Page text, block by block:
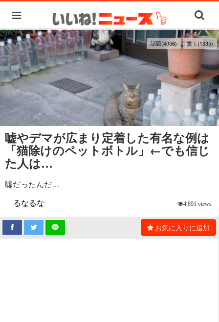
話題(4056) 驚く(1335)
嘘やデマが広まり定着した有名な例は
「猫除けのペットボトル」←でも信じ
た人は…
嘘だったんだ…
るなるな
4,891 views
お気に入りに追加